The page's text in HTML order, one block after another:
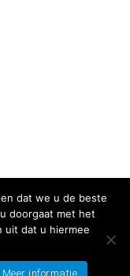
-Sitemap
dat we u de beste
doorgaat met het
uit dat u hiermee
Meer informatie